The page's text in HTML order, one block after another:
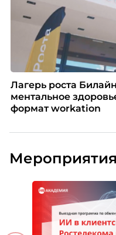
Лагерь роста
ментальное
формат workation
Мероприятия